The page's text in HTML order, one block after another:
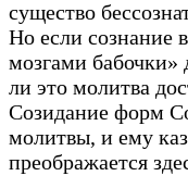
существо
Но если сознание
мозгами бабочки»
ли это молитва
Созидание форм
молитвы, и ему
преображается